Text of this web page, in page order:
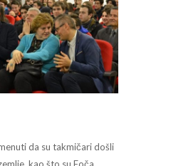
da su takmičari došli